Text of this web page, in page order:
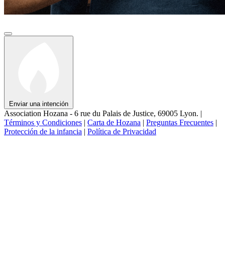
Enviar una intención
Association Hozana - 6 rue du Palais de Justice, 69005 Lyon. |
Términos y Condiciones | Carta de Hozana | Preguntas Frecuentes |
Protección de la infancia | Política de Privacidad